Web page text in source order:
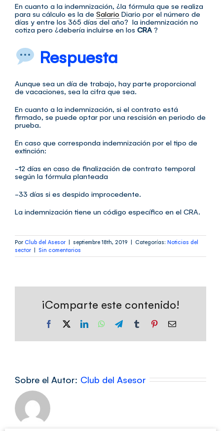
En cuanto a la indemnización, ¿la fórmula que se realiza
para su cálculo es la de Salario Diario por el número de
días y entre los 365 días del año? la indemnización no
cotiza pero ¿debería incluirse en los CRA ?
Respuesta
Aunque sea un día de trabajo, hay parte proporcional
de vacaciones, sea la cifra que sea.
En cuanto a la indemnización, si el contrato está
firmado, se puede optar por una rescisión en periodo de
prueba.
En caso que corresponda indemnización por el tipo de
extinción:
-12 días en caso de finalización de contrato temporal
según la fórmula planteada
-33 días si es despido improcedente.
La indemnización tiene un código específico en el CRA.
Por Club del Asesor | septiembre 18th, 2019 | Categorías: Noticias del
sector | Sin comentarios
¡Comparte este contenido!
Facebook LinkedInWhatsApp
TelegramTumblr PinterestCorreo
Sobre el Autor: Club del Asesor